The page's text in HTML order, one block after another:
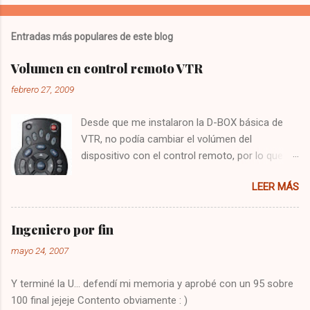
Entradas más populares de este blog
Volumen en control remoto VTR
febrero 27, 2009
Desde que me instalaron la D-BOX básica de
VTR, no podía cambiar el volúmen del
dispositivo con el control remoto, por lo que
audio, y el de VTR para cambiar los canales,
algo bastante molesto. Hoy me puse a buscar
en google y encontré la solución : Presionar
una vez la tecla CBL Presionar sin soltar la
Dejo constancia de la solución por si alguien
más tiene el mismo problema, y también para
LEER MÁS
Ingeniero por fin
mayo 24, 2007
Y terminé la U... defendí mi memoria y aprobé con un 95 sobre
100 final jejeje Contento obviamente : )